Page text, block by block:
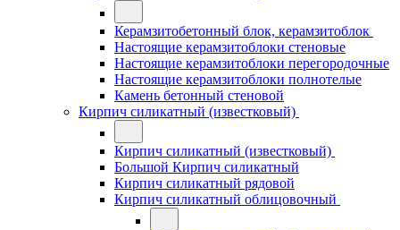
Керамзитобетонный блок, керамзитоблок
Настоящие керамзитоблоки стеновые
Настоящие керамзитоблоки перегородочные
Настоящие керамзитоблоки полнотелые
Камень бетонный стеновой
Кирпич силикатный (известковый)
Кирпич силикатный (известковый)
Большой Кирпич силикатный
Кирпич силикатный рядовой
Кирпич силикатный облицовочный